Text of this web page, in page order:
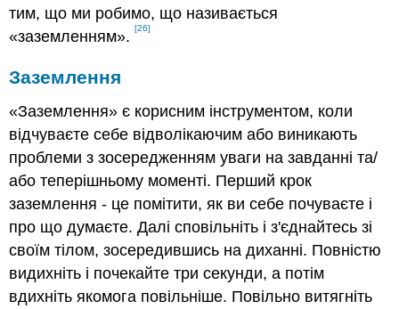
тим, що ми робимо, що називається
«заземленням».[26]
Заземлення
«Заземлення» є корисним інструментом, коли
відчуваєте себе відволікаючим або виникають
проблеми з зосередженням уваги на завданні та/
або теперішньому моменті. Перший крок
заземлення - це помітити, як ви себе почуваєте і
про що думаєте. Далі сповільніть і з'єднайтесь зі
своїм тілом, зосередившись на диханні. Повністю
видихніть і почекайте три секунди, а потім
вдихніть якомога повільніше. Повільно витягніть